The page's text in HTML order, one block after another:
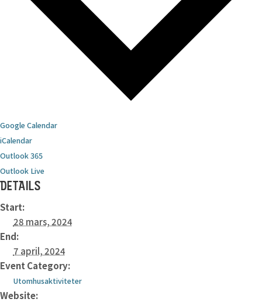
Google Calendar
iCalendar
Outlook 365
Outlook Live
DETAILS
Start:
28 mars, 2024
End:
7 april, 2024
Event Category:
Utomhusaktiviteter
Website: